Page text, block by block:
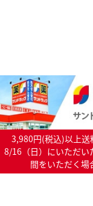
3,980円(税込)以上
8/16（日）にいただい
間をいただく場